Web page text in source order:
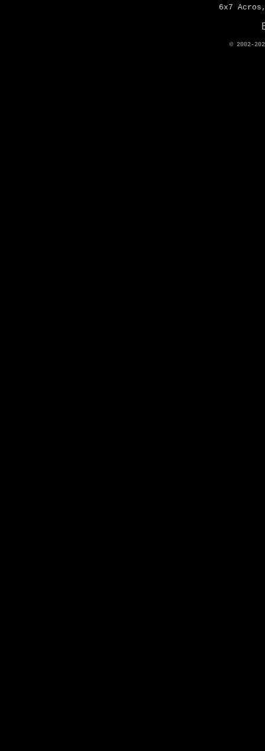
6x7
© 2002-